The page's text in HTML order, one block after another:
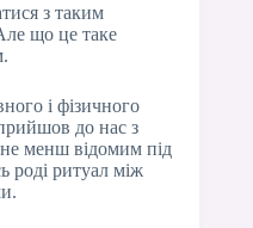
з таким
що це таке
і фізичного
до нас з
менш відомим під
роді ритуал між